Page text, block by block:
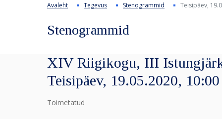
Avaleht Tegevus Stenogrammid Teisipäev,
Stenogrammid
XIV Riigikogu, III
Teisipäev, 19.05.2020, 10:00
Toimetatud